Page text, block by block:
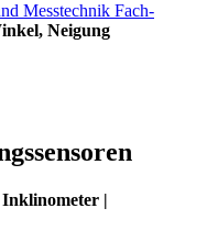
Messtechnik Fach-
Neigung
Inklinometer |